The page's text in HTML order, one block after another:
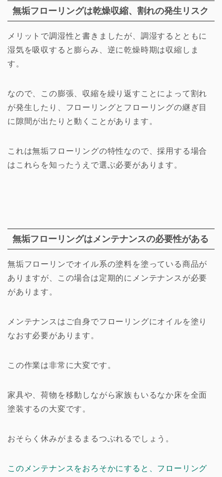
無垢フローリングは乾燥収縮、割れの発生リスク
メリットで調湿性と書きましたが、調湿するとともに
湿気を吸収すると膨らみ、逆に乾燥時期は収縮しま
す。
なので、この膨張、収縮を繰り返すことによって割れ
が発生したり、フローリングとフローリングの継ぎ目
に隙間が出たりと動くことがあります。
これは無垢フローリングの特性なので、採用する場合
はこれらを知ったうえで選ぶ必要があります。
無垢フローリングはメンテナンスの必要性がある
無垢フローリンでオイル系の塗料を塗っている商品が
ありますが、この場合は定期的にメンテナンスが必要
があります。
メンテナンスはご自身でフローリングにオイルを塗り
なおす必要があります。
この作業は非常に大変です。
家具や、荷物を移動しながら家族もいるなか床を全面
塗装するの大変です。
おそらく休みがまるまるつぶれるでしょう。
このメンテナンスをおろそかにすると、フローリング